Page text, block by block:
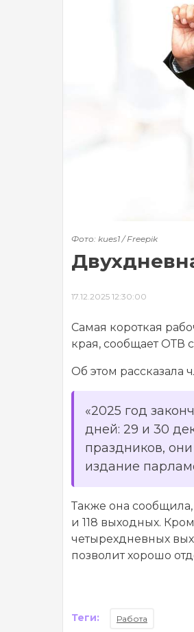
Фото: kues1 / Freepik
17.12.2025 12:30:00
Самая короткая
края, сообщает ОТВ
Об этом рассказала
«2025 год
дней: 29 и 30
праздников,
издание
Также она
и 118 выходных.
четырехдневных
позволит хорошо
Теги: Работа